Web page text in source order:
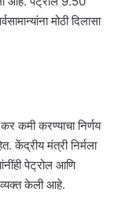
मोठी दिलासा
कमी करण्याचा निर्णय
केंद्रीय मंत्री निर्मला
पेट्रोल आणि
केली आहे.